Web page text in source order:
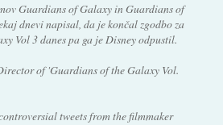
Guardians of Galaxy in Guardians of
dnevi napisal, da je končal zgodbo za
Vol 3 danes pa ga je Disney odpustil.
of 'Guardians of the Galaxy Vol.
tweets from the filmmaker